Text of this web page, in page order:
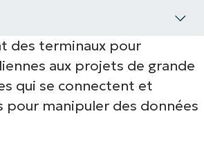
terminaux ?
des terminaux pour
aux projets de grande
qui se connectent et
pour manipuler des données